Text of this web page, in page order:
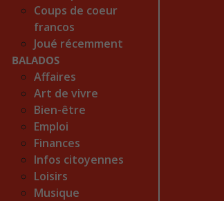
Coups de coeur
francos
Joué récemment
BALADOS
Affaires
Art de vivre
Bien-être
Emploi
Finances
Infos citoyennes
Loisirs
Musique